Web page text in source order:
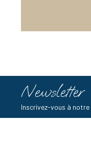
Newsletter
Inscrivez-vous à